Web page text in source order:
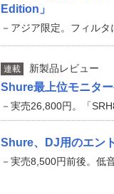
Edition」
－アジア限定。フィル
連載 新製品レビュー
Shure最上位モニタ
－実売26,800円。「
Shure、DJ用のエン
－実売8,500円前後。低